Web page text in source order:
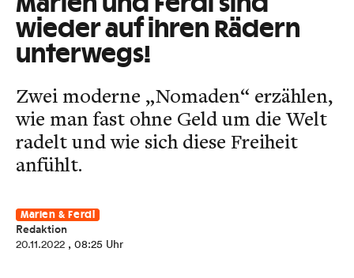
Marlen und Ferdi sind
wieder auf ihren Rädern
unterwegs!
Zwei moderne „Nomaden“ erzählen,
wie man fast ohne Geld um die Welt
radelt und wie sich diese Freiheit
anfühlt.
Marlen & Ferdi
Redaktion
20.11.2022 , 08:25 Uhr